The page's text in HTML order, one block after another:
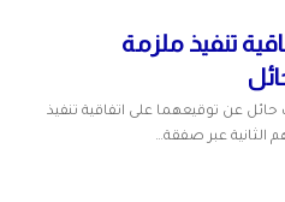
تنفيذ ملزمة
عن توقيعهما على اتفاقية تنفيذ
الثانية عبر صفقة…